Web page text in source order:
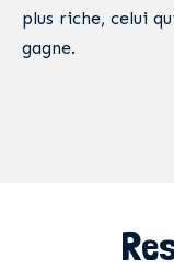
plus riche, celui
gagne.